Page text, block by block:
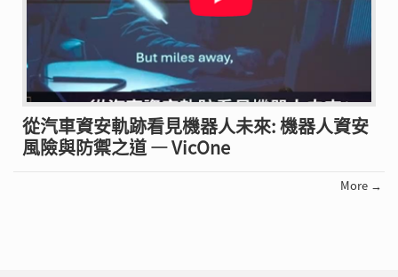
從汽車資安軌跡看見機器人未來: 機器人資安
風險與防禦之道 — VicOne
More →